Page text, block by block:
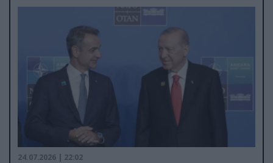
24.07.2026 | 22:02